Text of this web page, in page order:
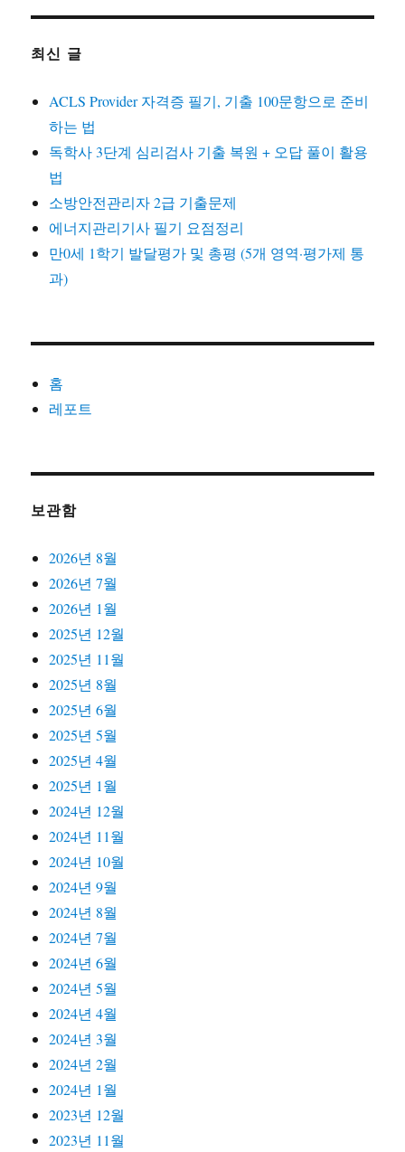
최신 글
ACLS Provider 자격증 필기, 기출 100문항으로 준비
하는 법
독학사 3단계 심리검사 기출 복원 + 오답 풀이 활용
법
소방안전관리자 2급 기출문제
에너지관리기사 필기 요점정리
만0세 1학기 발달평가 및 총평 (5개 영역·평가제 통
과)
홈
레포트
보관함
2026년 8월
2026년 7월
2026년 1월
2025년 12월
2025년 11월
2025년 8월
2025년 6월
2025년 5월
2025년 4월
2025년 1월
2024년 12월
2024년 11월
2024년 10월
2024년 9월
2024년 8월
2024년 7월
2024년 6월
2024년 5월
2024년 4월
2024년 3월
2024년 2월
2024년 1월
2023년 12월
2023년 11월